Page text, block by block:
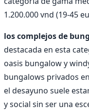
1.200.000 vnd (19-45
los complejos de
destacada en esta
oasis bungalow y
bungalows privados
el desayuno suele
y social sin ser una